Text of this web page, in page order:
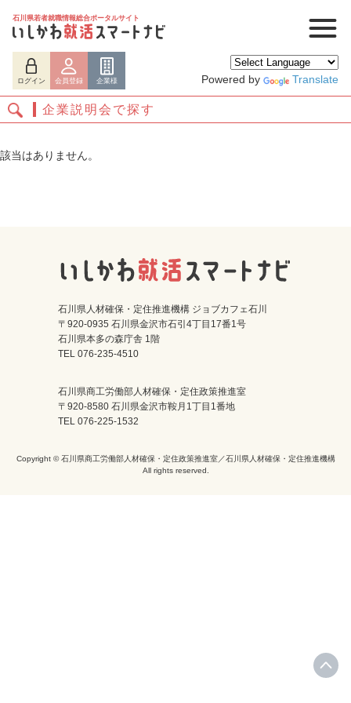
石川県若者就職情報総合ポータルサイト
ログイン 会員登録 企業様 Powered by Translate
ログイン 会員登録
企業説明会で探す
該当はありません。
石川県人材確保・定住推進機構 ジョブカフェ石川
〒920-0935 石川県金沢市石引4丁目17番1号
石川県本多の森庁舎 1階
TEL 076-235-4510
石川県商工労働部人材確保・定住政策推進室
〒920-8580 石川県金沢市鞍月1丁目1番地
TEL 076-225-1532
Copyright © 石川県商工労働部人材確保・定住政策推進室／石川県人材確保・定住推進機構
All rights reserved.